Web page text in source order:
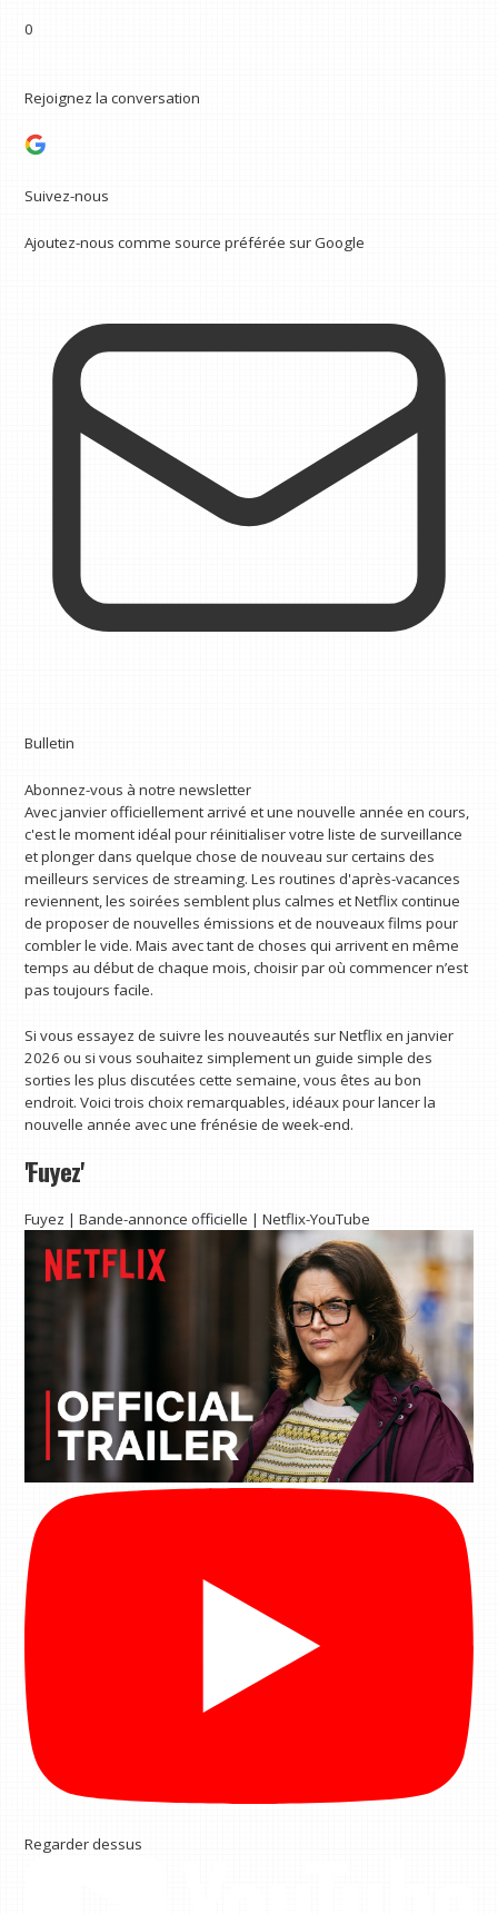
0
Rejoignez la conversation
Suivez-nous
Ajoutez-nous comme source préférée sur Google
Bulletin
Abonnez-vous à notre newsletter
Avec janvier officiellement arrivé et une nouvelle année en cours,
c'est le moment idéal pour réinitialiser votre liste de surveillance
et plonger dans quelque chose de nouveau sur certains des
meilleurs services de streaming. Les routines d'après-vacances
reviennent, les soirées semblent plus calmes et Netflix continue
de proposer de nouvelles émissions et de nouveaux films pour
combler le vide. Mais avec tant de choses qui arrivent en même
temps au début de chaque mois, choisir par où commencer n’est
pas toujours facile.
Si vous essayez de suivre les nouveautés sur Netflix en janvier
2026 ou si vous souhaitez simplement un guide simple des
sorties les plus discutées cette semaine, vous êtes au bon
endroit. Voici trois choix remarquables, idéaux pour lancer la
nouvelle année avec une frénésie de week-end.
'Fuyez'
Fuyez | Bande-annonce officielle | Netflix-YouTube
Regarder dessus